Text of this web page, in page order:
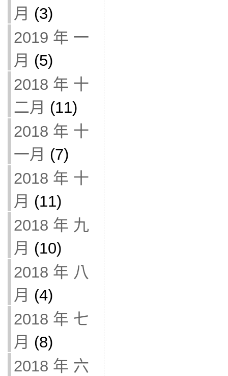
月 (3)
2019 年 一
月 (5)
2018 年 十
二月 (11)
2018 年 十
一月 (7)
2018 年 十
月 (11)
2018 年 九
月 (10)
2018 年 八
月 (4)
2018 年 七
月 (8)
2018 年 六